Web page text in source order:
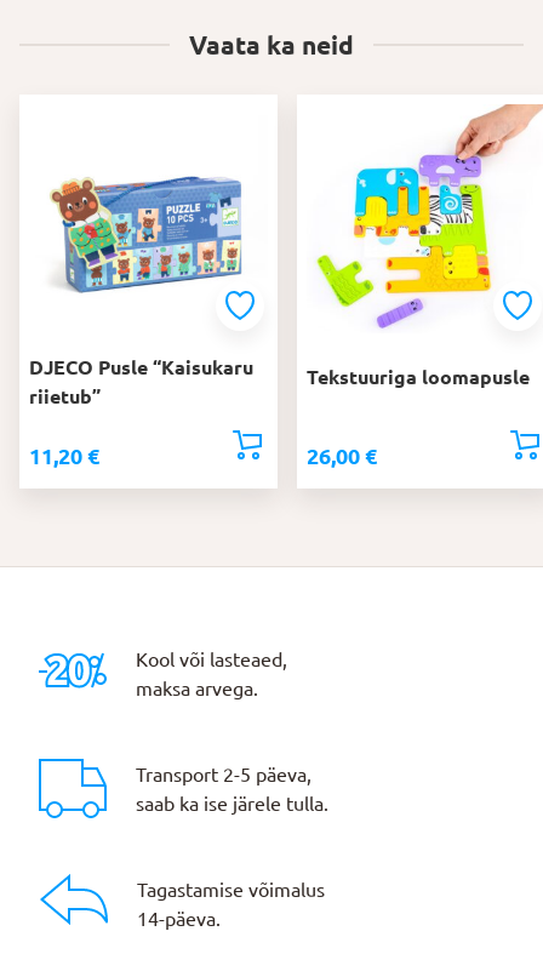
Vaata ka neid
DJECO Pusle “Kaisukaru
riietub”
11,20 €
Tekstuuriga loomapusle
26,00 €
Kool või lasteaed,
maksa arvega.
Transport 2-5 päeva,
saab ka ise järele tulla.
Tagastamise võimalus
14-päeva.